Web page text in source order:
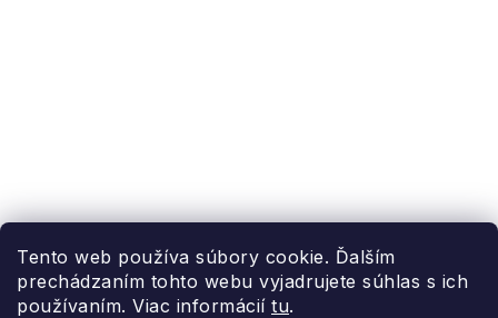
Tento web používa súbory cookie. Ďalším
prechádzaním tohto webu vyjadrujete súhlas s ich
používaním. Viac informácií tu.